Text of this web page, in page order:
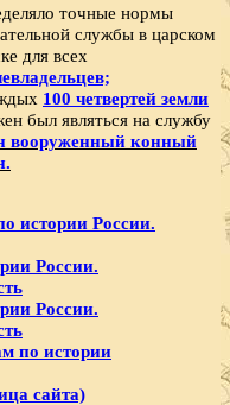
точные нормы
службы в царском
для всех
100 четвертей земли
был являться на службу
вооруженный конный
истории России.
России.
России.
по истории
сайта)